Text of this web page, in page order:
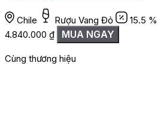
Chile Rượu Vang Đỏ
15.5 %
4.840.000 ₫ MUA NGAY
Cùng thương hiệu